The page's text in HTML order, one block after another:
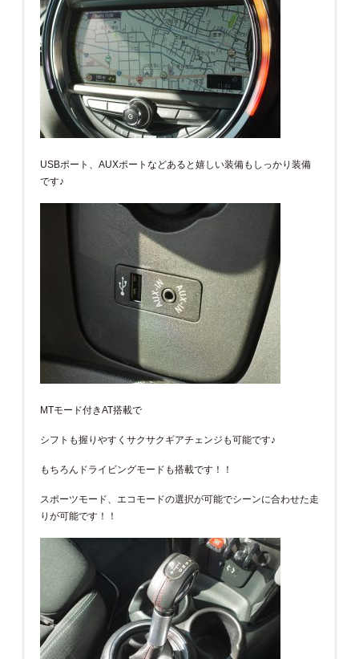
USBポート、AUXポートなどあると嬉しい装備もしっかり装備
です♪
MTモード付きAT搭載で
シフトも握りやすくサクサクギアチェンジも可能です♪
もちろんドライビングモードも搭載です！！
スポーツモード、エコモードの選択が可能でシーンに合わせた走
りが可能です！！